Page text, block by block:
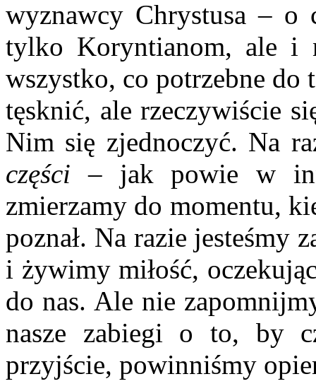
wyznawcy Chrystusa – o
tylko Koryntianom, ale i
wszystko, co potrzebne do
tęsknić, ale rzeczywiście
Nim się zjednoczyć. Na
części – jak powie w
zmierzamy do momentu,
poznał. Na razie jesteśmy
i żywimy miłość,
do nas. Ale nie
nasze zabiegi o to, by
przyjście, powinniśmy